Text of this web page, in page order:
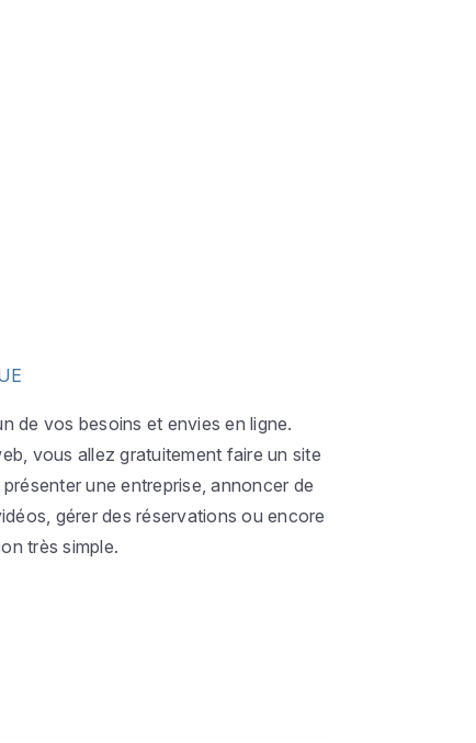
de vos besoins et envies en ligne.
vous allez gratuitement faire un site
une entreprise, annoncer de
gérer des réservations ou encore
très simple.